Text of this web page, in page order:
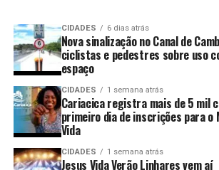
CIDADES 6 dias atrás
Nova sinalização no Canal de
ciclistas e pedestres sobre uso
espaço
CIDADES 1 semana atrás
Cariacica registra mais de 5 mil
primeiro dia de inscrições para o
Vida
CIDADES 1 semana atrás
Jesus Vida Verão Linhares vem aí